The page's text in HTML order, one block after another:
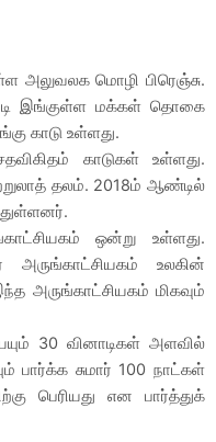
அலுவலக மொழி பிரெஞ்சு.
இங்குள்ள மக்கள் தொகை
காடு உள்ளது.
காடுகள் உள்ளது.
தலம். 2018ம் ஆண்டில்
ஒன்று உள்ளது.
அருங்காட்சியகம் உலகின்
அருங்காட்சியகம் மிகவும்
30 வினாடிகள் அளவில்
பார்க்க சுமார் 100 நாட்கள்
பெரியது என பார்த்துக்